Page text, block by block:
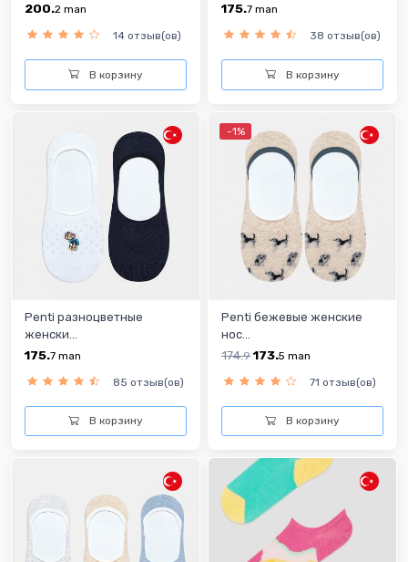
200.2 man
14 отзыв(ов)
В корзину
175.7 man
38 отзыв(ов)
В корзину
Penti разноцветныe
женски...
175.7 man
85 отзыв(ов)
В корзину
-1%
Penti бежевыe женскиe
нос...
174.9 173.5 man
71 отзыв(ов)
В корзину